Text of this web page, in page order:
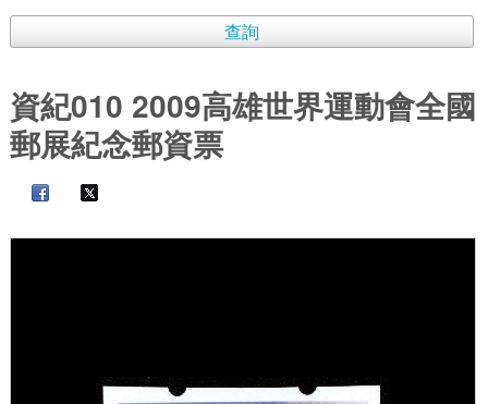
資紀010 2009高雄世界運動會全國
郵展紀念郵資票